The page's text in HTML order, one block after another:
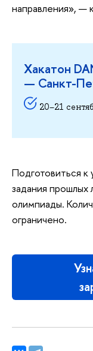
направления»,
Хакатон
— Санкт-
20–21
Подготовиться к
задания прошлых
олимпиады.
ограничено.